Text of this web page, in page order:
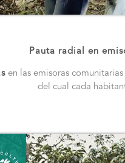
Pauta radial en
en las emisoras
del cual cada